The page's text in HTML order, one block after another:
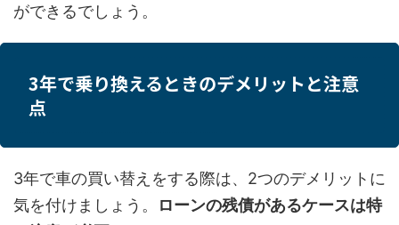
ができるでしょう。
3年で乗り換えるときのデメリットと注意
点
3年で車の買い替えをする際は、2つのデメリットに
気を付けましょう。
ローンの残債があるケースは特